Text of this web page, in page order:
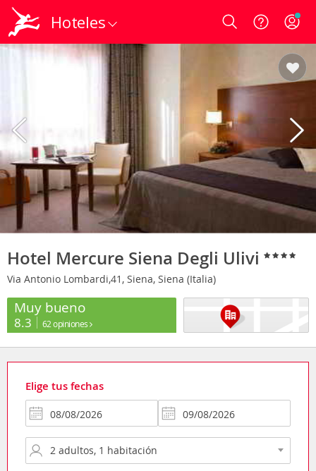
Hoteles Login
Hotel Mercure Siena Degli Ulivi
Via Antonio Lombardi,41, Siena, Siena (Italia)
Muy bueno
8.3 62 opiniones
Elige tus fechas